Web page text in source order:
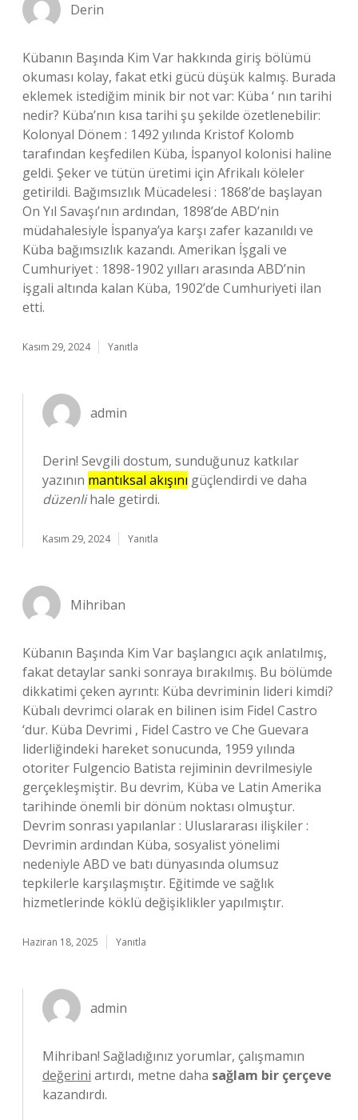
Derin
Kübanın Başında Kim Var hakkında giriş bölümü
okuması kolay, fakat etki gücü düşük kalmış. Burada
eklemek istediğim minik bir not var: Küba ‘ nın tarihi
nedir? Küba’nın kısa tarihi şu şekilde özetlenebilir:
Kolonyal Dönem : 1492 yılında Kristof Kolomb
tarafından keşfedilen Küba, İspanyol kolonisi haline
geldi. Şeker ve tütün üretimi için Afrikalı köleler
getirildi. Bağımsızlık Mücadelesi : 1868’de başlayan
On Yıl Savaşı’nın ardından, 1898’de ABD’nin
müdahalesiyle İspanya’ya karşı zafer kazanıldı ve
Küba bağımsızlık kazandı. Amerikan İşgali ve
Cumhuriyet : 1898-1902 yılları arasında ABD’nin
işgali altında kalan Küba, 1902’de Cumhuriyeti ilan
etti.
Kasım 29, 2024 Yanıtla
admin
Derin! Sevgili dostum, sunduğunuz katkılar
yazının mantıksal akışını güçlendirdi ve daha
düzenlihale getirdi.
Kasım 29, 2024 Yanıtla
Mihriban
Kübanın Başında Kim Var başlangıcı açık anlatılmış,
fakat detaylar sanki sonraya bırakılmış. Bu bölümde
dikkatimi çeken ayrıntı: Küba devriminin lideri kimdi?
Kübalı devrimci olarak en bilinen isim Fidel Castro
‘dur. Küba Devrimi , Fidel Castro ve Che Guevara
liderliğindeki hareket sonucunda, 1959 yılında
otoriter Fulgencio Batista rejiminin devrilmesiyle
gerçekleşmiştir. Bu devrim, Küba ve Latin Amerika
tarihinde önemli bir dönüm noktası olmuştur.
Devrim sonrası yapılanlar : Uluslararası ilişkiler :
Devrimin ardından Küba, sosyalist yönelimi
nedeniyle ABD ve batı dünyasında olumsuz
tepkilerle karşılaşmıştır. Eğitimde ve sağlık
hizmetlerinde köklü değişiklikler yapılmıştır.
Haziran 18, 2025 Yanıtla
admin
Mihriban! Sağladığınız yorumlar, çalışmamın
değerini artırdı, metne daha sağlam bir çerçeve
kazandırdı.